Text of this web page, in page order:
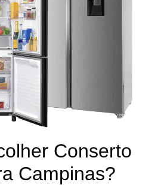
Conserto
Campinas?​